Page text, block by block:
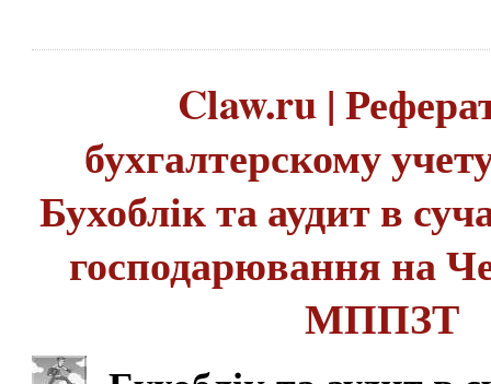
Claw.ru |
бухгалтерскому
Бухоблік та аудит в
господарювання на
МППЗТ